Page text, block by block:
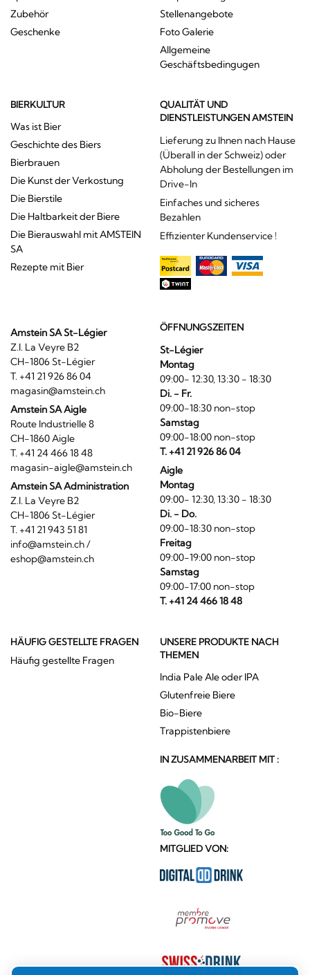
Zubehör
Geschenke
Stellenangebote
Foto Galerie
Allgemeine
Geschäftsbedingugen
BIERKULTUR
Was ist Bier
Geschichte des Biers
Bierbrauen
Die Kunst der Verkostung
Die Bierstile
Die Haltbarkeit der Biere
Die Bierauswahl mit AMSTEIN
SA
Rezepte mit Bier
QUALITÄT UND
DIENSTLEISTUNGEN AMSTEIN
Lieferung zu Ihnen nach Hause
(Überall in der Schweiz) oder
Abholung der Bestellungen im
Drive-In
Einfaches und sicheres
Bezahlen
Effizienter Kundenservice !
Amstein SA St-Légier
Z.I. La Veyre B2
CH-1806 St-Légier
T. +41 21 926 86 04
magasin@amstein.ch
Amstein SA Aigle
Route Industrielle 8
CH-1860 Aigle
T. +41 24 466 18 48
magasin-aigle@amstein.ch
Amstein SA Administration
Z.I. La Veyre B2
CH-1806 St-Légier
T. +41 21 943 51 81
info@amstein.ch/
eshop@amstein.ch
ÖFFNUNGSZEITEN
St-Légier
Montag
09:00- 12:30, 13:30 - 18:30
Di. - Fr.
09:00-18:30 non-stop
Samstag
09:00-18:00 non-stop
T. +41 21 926 86 04
Aigle
Montag
09:00- 12:30, 13:30 - 18:30
Di. - Do.
09:00-18:30 non-stop
Freitag
09:00-19:00 non-stop
Samstag
09:00-17:00 non-stop
T. +41 24 466 18 48
HÄUFIG GESTELLTE FRAGEN
Häufig gestellte Fragen
UNSERE PRODUKTE NACH
THEMEN
India Pale Ale oder IPA
Glutenfreie Biere
Bio-Biere
Trappistenbiere
IN ZUSAMMENARBEIT MIT :
MITGLIED VON: